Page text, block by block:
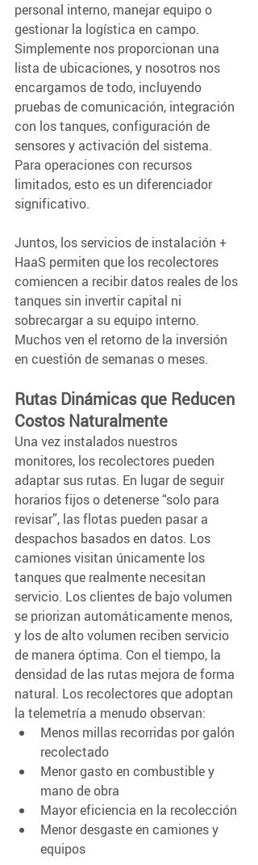
personal interno, manejar equipo o
gestionar la logística en campo.
Simplemente nos proporcionan una
lista de ubicaciones, y nosotros nos
encargamos de todo, incluyendo
pruebas de comunicación, integración
con los tanques, configuración de
sensores y activación del sistema.
Para operaciones con recursos
limitados, esto es un diferenciador
significativo.
Juntos, los servicios de instalación +
HaaS permiten que los recolectores
comiencen a recibir datos reales de los
tanques sin invertir capital ni
sobrecargar a su equipo interno.
Muchos ven el retorno de la inversión
en cuestión de semanas o meses.
Rutas Dinámicas que Reducen
Costos Naturalmente
Una vez instalados nuestros
monitores, los recolectores pueden
adaptar sus rutas. En lugar de seguir
horarios fijos o detenerse “solo para
revisar”, las flotas pueden pasar a
despachos basados en datos. Los
camiones visitan únicamente los
tanques que realmente necesitan
servicio. Los clientes de bajo volumen
se priorizan automáticamente menos,
y los de alto volumen reciben servicio
de manera óptima. Con el tiempo, la
densidad de las rutas mejora de forma
natural. Los recolectores que adoptan
la telemetría a menudo observan:
Menos millas recorridas por galón
recolectado
Menor gasto en combustible y
mano de obra
Mayor eficiencia en la recolección
Menor desgaste en camiones y
equipos